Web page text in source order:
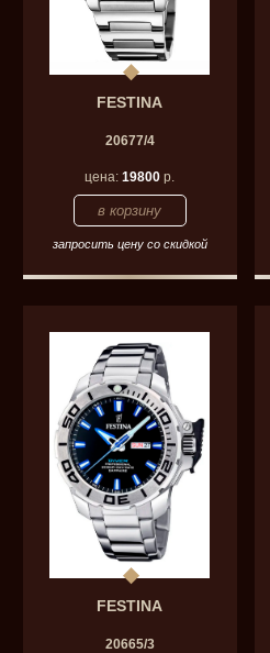
FESTINA
20677/4
цена:19800 р.
запросить цену со скидкой
FESTINA
20665/3